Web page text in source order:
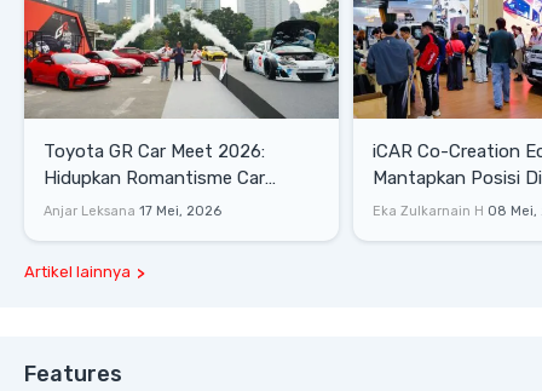
Toyota GR Car Meet 2026:
Hidupkan Romantisme Car
Culture Era 90-an
Anjar Leksana 17 Mei, 2026
iCAR Co-Creation
Mantapkan Posisi
Gaya Hidup
Eka Zulkarnain H 08 Mei,
Artikel lainnya
Features